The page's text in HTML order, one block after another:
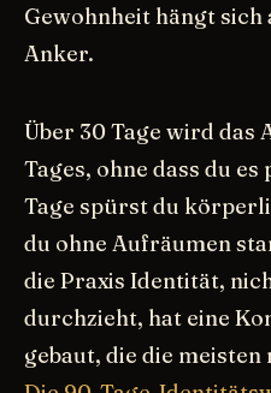
Gewohnheit hängt sich
Anker.
Über 30 Tage wird das
Tages, ohne dass du
Tage spürst du
du ohne Aufräumen
die Praxis Identität,
durchzieht, hat eine
gebaut, die die